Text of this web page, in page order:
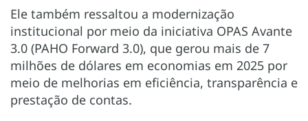
Ele também ressaltou a modernização
institucional por meio da iniciativa OPAS Avante
3.0 (PAHO Forward 3.0), que gerou mais de 7
milhões de dólares em economias em 2025 por
meio de melhorias em eficiência, transparência e
prestação de contas.